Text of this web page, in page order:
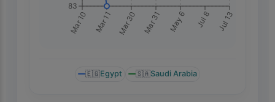
Mar 10 Mar 11 Mar 30 Mar 31 May 6 Jul 8 Jul 13
83
🇪🇬Egypt 🇸🇦Saudi Arabia